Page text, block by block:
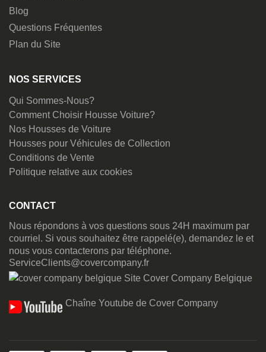
Blog
Questions Fréquentes
Plan du Site
NOS SERVICES
Qui Sommes-Nous?
Comment Choisir Housse Voiture?
Nos Housses de Voiture
Housses pour Véhicules de Collection
Conditions de Vente
Politique relative aux cookies
CONTACT
Nous répondons à vos questions sous 24H maximum par
courriel. Si vous souhaitez être rappelé(e), demandez le et
nous vous contacterons par téléphone.
ServiceClients@covercompany.fr
Site Cover Company Belgique
Chaîne Youtube de Cover Company